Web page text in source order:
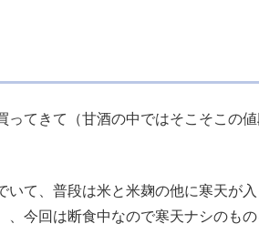
ってきて（甘酒の中ではそこそこの
て、普段は米と米麹の他に寒天が入
今回は断食中なので寒天ナシのもの